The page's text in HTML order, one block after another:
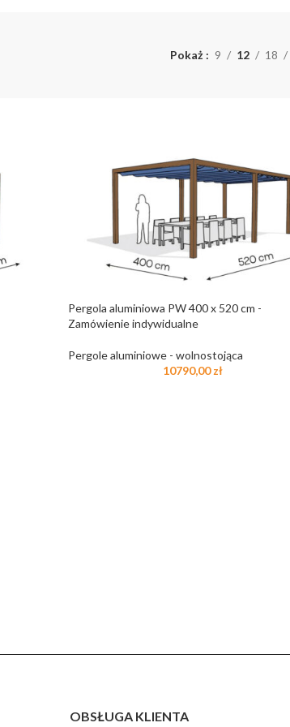
Pokaż 9 12 18
Pergola aluminiowa PW 400 x 520 cm -
Zamówienie indywidualne
Pergole aluminiowe - wolnostojąca
10790,00zł
OBSŁUGA KLIENTA